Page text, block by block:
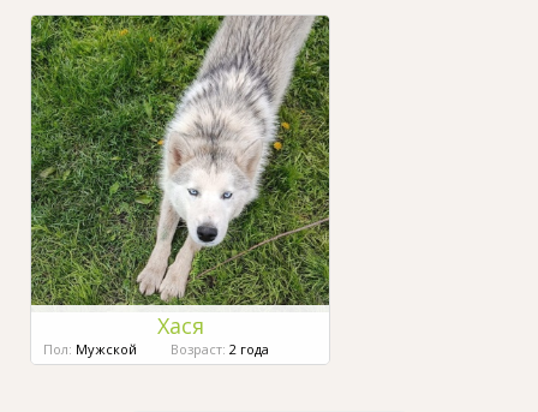
Хася
Пол: Мужской Возраст: 2 года